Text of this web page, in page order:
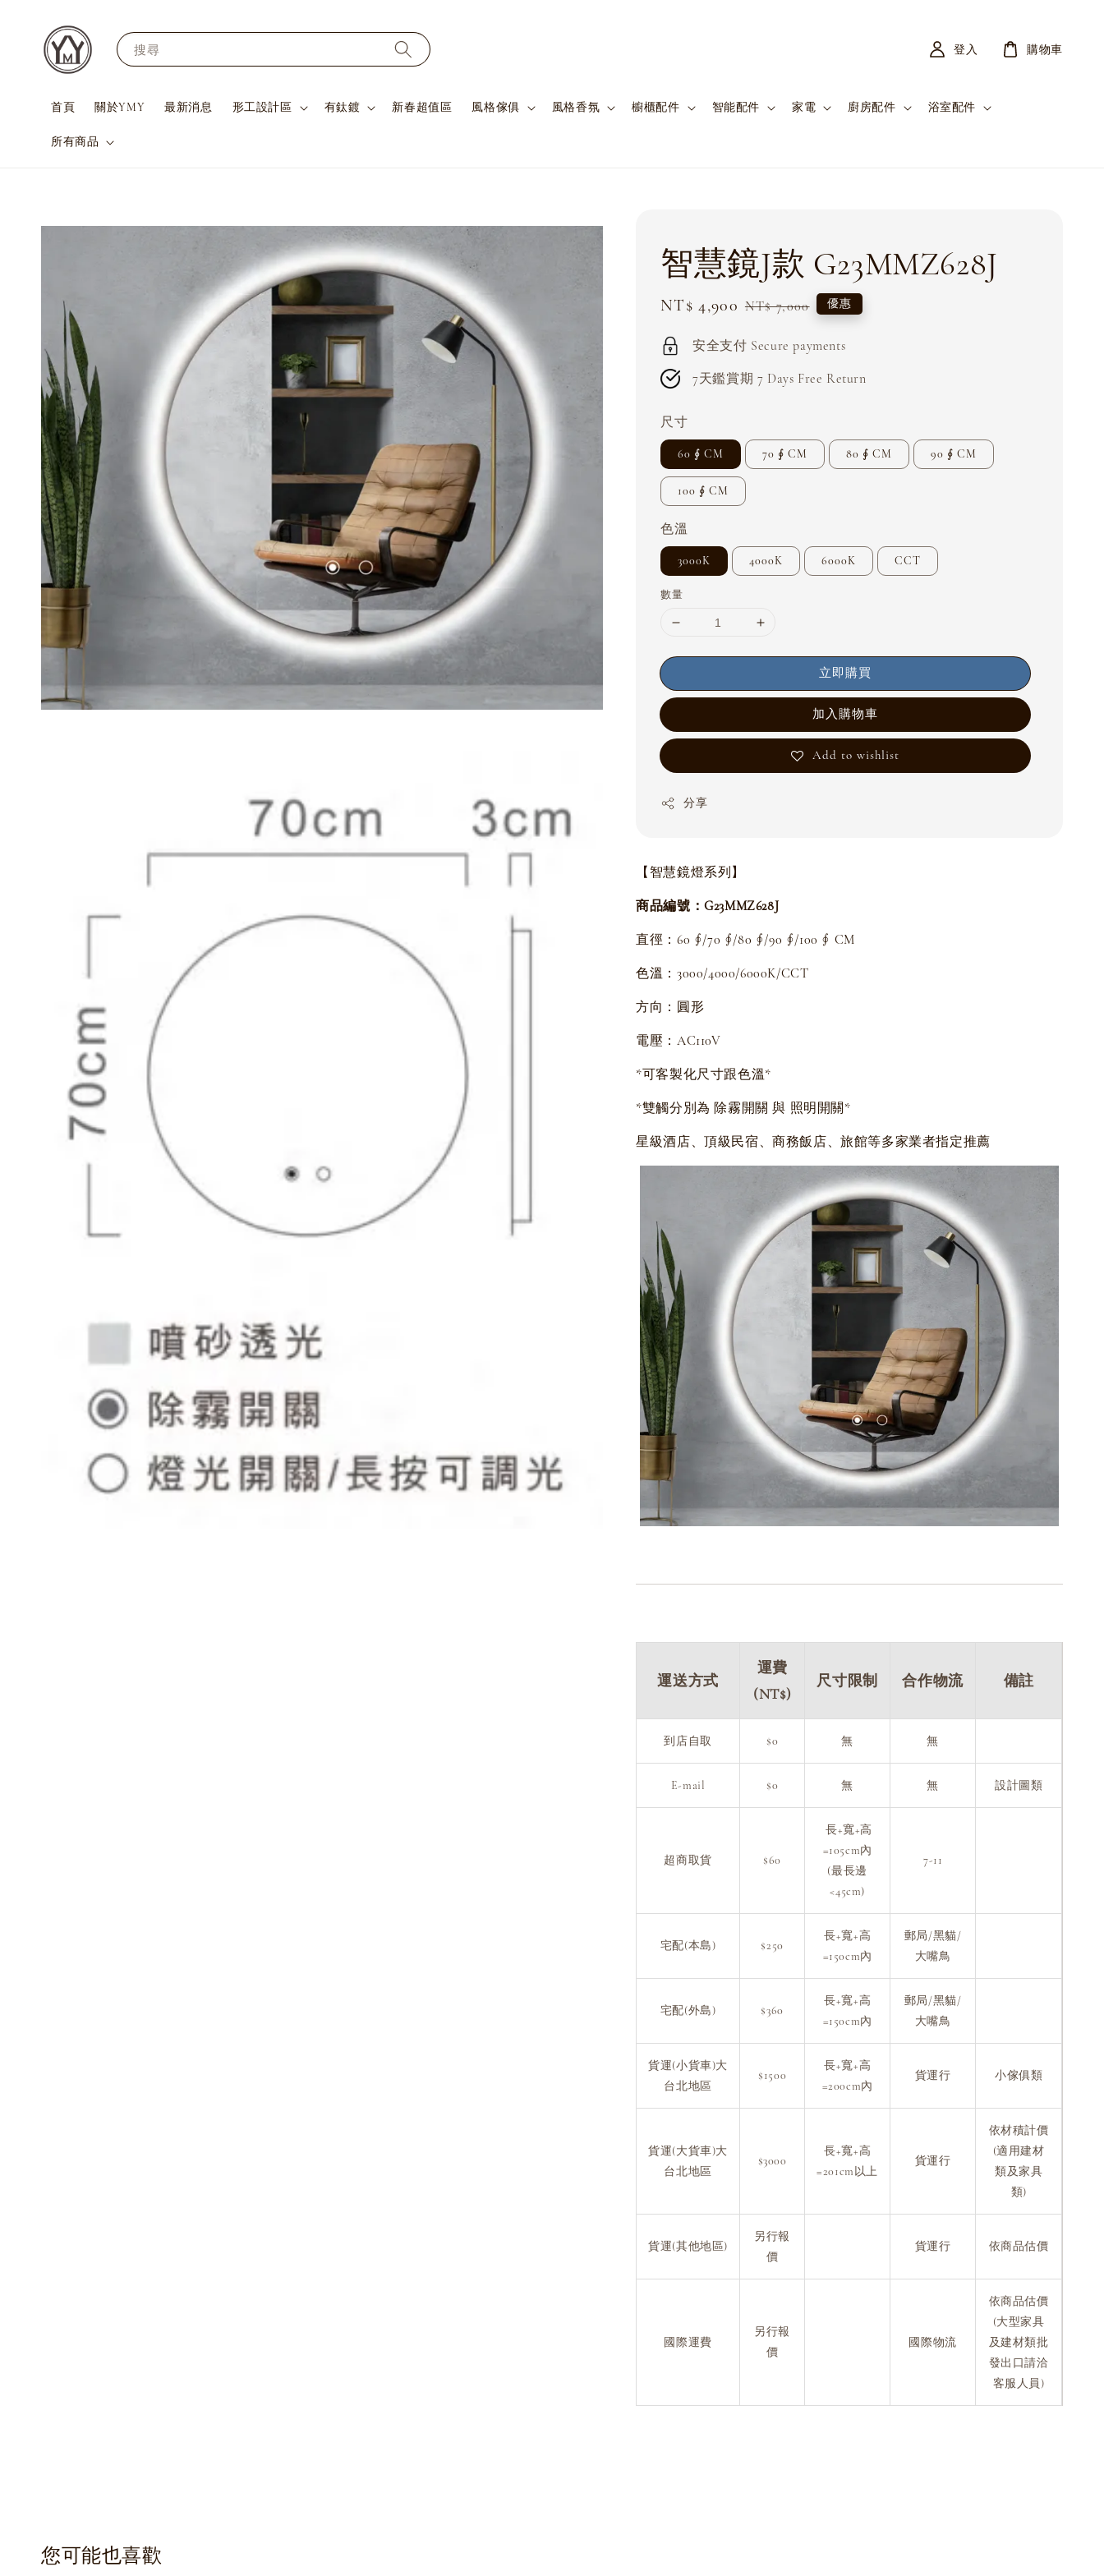
搜尋
首頁 關於YMY 最新消息 形工設計區 有鈦鍍 新春超值區 風格傢俱 風格香氛 櫥櫃配件 智能配件 家電 廚房配件 浴室配件
所有商品
登入 購物車
智慧鏡J款 G23MMZ628J
Sale
NT$ 4,900 Regular
NT$ 7,000 優惠
安全支付 Secure payments
7天鑑賞期 7 Days Free Return
尺寸
60 ∮ CM 70 ∮ CM 80 ∮ CM 90 ∮ CM
100 ∮ CM
色溫
3000K 4000K 6000K CCT
數量
立即購買
加入購物車
Add to wishlist
分享
【智慧鏡燈系列】
商品編號：G23MMZ628J
直徑：60 ∮/70 ∮/80 ∮/90 ∮/100 ∮ CM
色溫：3000/4000/6000K/CCT
方向：圓形
電壓：AC110V
*可客製化尺寸跟色溫*
*雙觸分別為 除霧開關 與 照明開關*
星級酒店、頂級民宿、商務飯店、旅館等多家業者指定推薦
運送方式
運費
(NT$)
尺寸限制 合作物流 備註
到店自取 $0 無 無
E-mail $0 無 無 設計圖類
超商取貨 $60
長+寬+高
=105cm內
(最長邊
<45cm)
7-11
宅配(本島) $250
長+寬+高
=150cm內
郵局/黑貓/
大嘴鳥
宅配(外島) $360
長+寬+高
=150cm內
郵局/黑貓/
大嘴鳥
貨運(小貨車)大
台北地區
$1500
長+寬+高
=200cm內
貨運行 小傢俱類
貨運(大貨車)大
台北地區
$3000
長+寬+高
=201cm以上
貨運行
依材積計價
(適用建材
類及家具
類)
貨運(其他地區)
另行報
價
貨運行 依商品估價
國際運費
另行報
價
國際物流
依商品估價
(大型家具
及建材類批
發出口請洽
客服人員)
您可能也喜歡